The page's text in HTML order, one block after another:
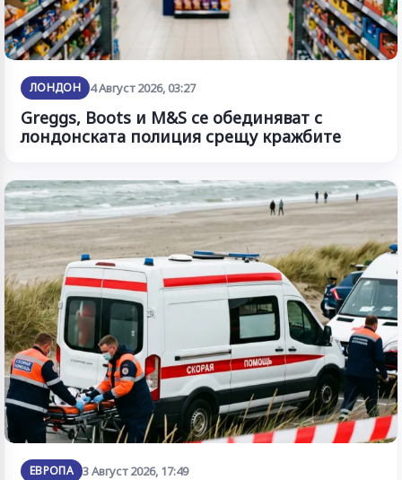
ЛОНДОН 4 Август 2026, 03:27
Greggs, Boots и M&S се обединяват с
лондонската полиция срещу кражбите
ЕВРОПА 3 Август 2026, 17:49